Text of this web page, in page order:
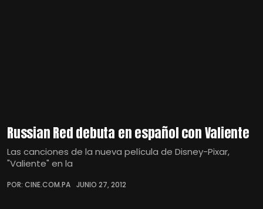
Russian Red debuta en español con Valiente
Las canciones de la nueva película de Disney-Pixar,
"Valiente" en la
POR: CINE.COM.PA JUNIO 27, 2012